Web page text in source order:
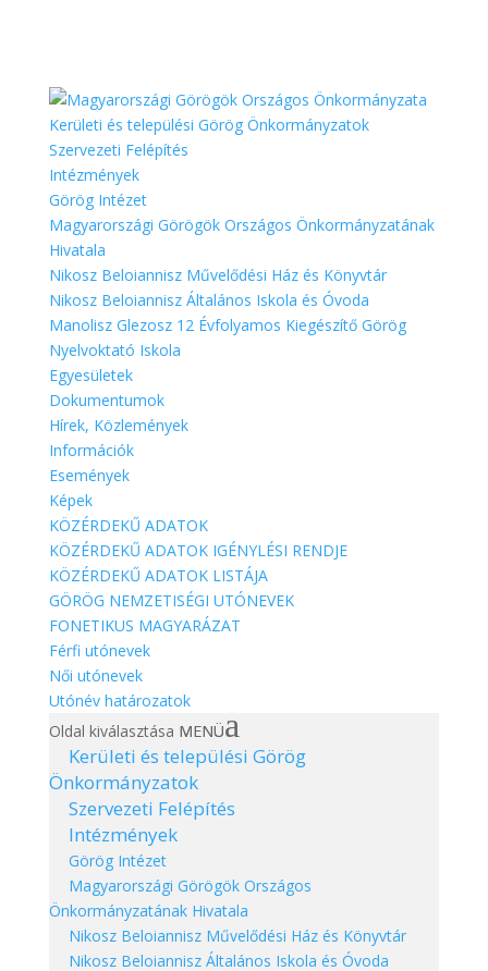
Kerületi és települési Görög Önkormányzatok
Szervezeti Felépítés
Intézmények
Görög Intézet
Magyarországi Görögök Országos Önkormányzatának
Hivatala
Nikosz Beloiannisz Művelődési Ház és Könyvtár
Nikosz Beloiannisz Általános Iskola és Óvoda
Manolisz Glezosz 12 Évfolyamos Kiegészítő Görög
Nyelvoktató Iskola
Egyesületek
Dokumentumok
Hírek, Közlemények
Információk
Események
Képek
KÖZÉRDEKŰ ADATOK
KÖZÉRDEKŰ ADATOK IGÉNYLÉSI RENDJE
KÖZÉRDEKŰ ADATOK LISTÁJA
GÖRÖG NEMZETISÉGI UTÓNEVEK
FONETIKUS MAGYARÁZAT
Férfi utónevek
Női utónevek
Utónév határozatok
Oldal kiválasztása
Kerületi és települési Görög
Önkormányzatok
Szervezeti Felépítés
Intézmények
Görög Intézet
Magyarországi Görögök Országos
Önkormányzatának Hivatala
Nikosz Beloiannisz Művelődési Ház és Könyvtár
Nikosz Beloiannisz Általános Iskola és Óvoda